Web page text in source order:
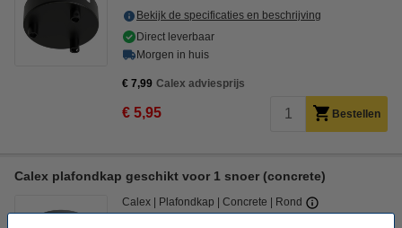
Bekijk de specificaties en beschrijving
Direct leverbaar
Morgen in huis
€ 7,99 Calex adviesprijs
€ 5,95 Bestellen
Calex plafondkap geschikt voor 1 snoer (concrete)
Calex Plafondkap Concrete Rond